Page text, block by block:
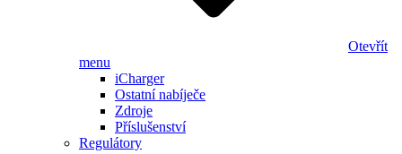
Otevřít
menu
iCharger
Ostatní nabíječe
Zdroje
Příslušenství
Regulátory